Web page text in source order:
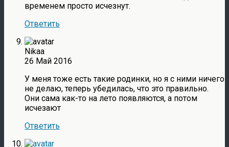
временем просто исчезнут.
Ответить
Nikaa
26 Май 2016
У меня тоже есть такие родинки, но я с ними ничего
не делаю, теперь убедилась, что это правильно.
Они сама как-то на лето появляются, а потом
исчезают
Ответить